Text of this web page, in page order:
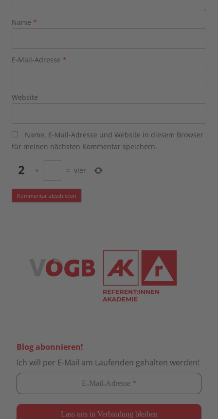
Name *
E-Mail-Adresse *
Website
Name, E-Mail-Adresse und Website in diesem Browser
für meinen nächsten Kommentar speichern.
+ = vier
Blog abonnieren!
Ich will per E-Mail am Laufenden gehalten werden!